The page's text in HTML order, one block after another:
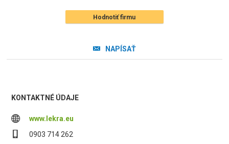
Hodnotiť firmu
NAPÍSAŤ
KONTAKTNÉ ÚDAJE
www.lekra.eu
0903 714 262